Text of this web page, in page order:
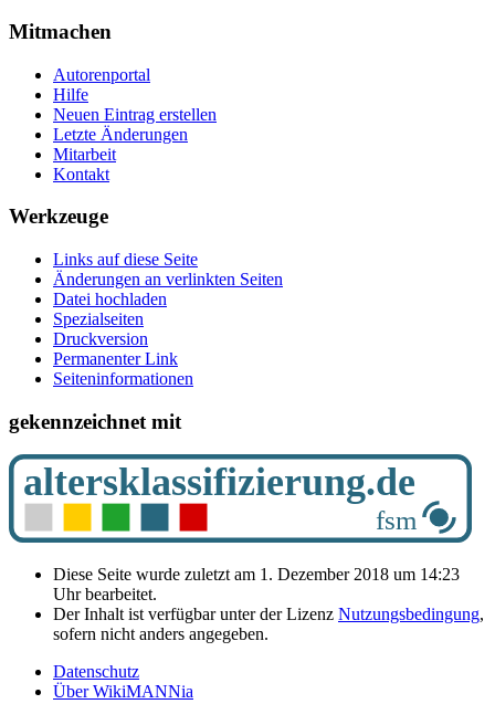
Mitmachen
Autorenportal
Hilfe
Neuen Eintrag erstellen
Letzte Änderungen
Mitarbeit
Kontakt
Werkzeuge
Links auf diese Seite
Änderungen an verlinkten Seiten
Datei hochladen
Spezialseiten
Druckversion
Permanenter Link
Seiten­­informationen
gekennzeichnet mit
Diese Seite wurde zuletzt am 1. Dezember 2018 um 14:23
Uhr bearbeitet.
Der Inhalt ist verfügbar unter der Lizenz Nutzungsbedingung,
sofern nicht anders angegeben.
Datenschutz
Über WikiMANNia